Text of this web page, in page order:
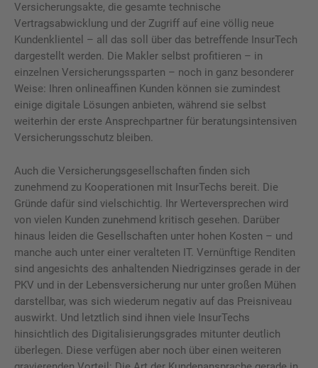
Versicherungsakte, die gesamte technische
Vertragsabwicklung und der Zugriff auf eine völlig neue
Kundenklientel – all das soll über das betreffende InsurTech
dargestellt werden. Die Makler selbst profitieren – in
einzelnen Versicherungssparten – noch in ganz besonderer
Weise: Ihren onlineaffinen Kunden können sie zumindest
einige digitale Lösungen anbieten, während sie selbst
weiterhin der erste Ansprechpartner für beratungsintensiven
Versicherungsschutz bleiben.
Auch die Versicherungsgesellschaften finden sich
zunehmend zu Kooperationen mit InsurTechs bereit. Die
Gründe dafür sind vielschichtig. Ihr Werteversprechen wird
von vielen Kunden zunehmend kritisch gesehen. Darüber
hinaus leiden die Gesellschaften unter hohen Kosten – und
manche auch unter einer veralteten IT. Vernünftige Renditen
sind angesichts des anhaltenden Niedrigzinses gerade in der
PKV und in der Lebensversicherung nur unter großen Mühen
darstellbar, was sich wiederum negativ auf das Preisniveau
auswirkt. Und letztlich sind ihnen viele InsurTechs
hinsichtlich des Digitalisierungsgrades mitunter deutlich
überlegen. Diese verfügen aber noch über einen weiteren